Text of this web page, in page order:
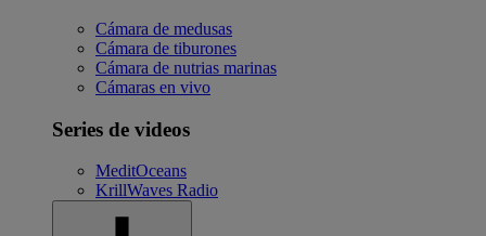
Cámara de medusas
Cámara de tiburones
Cámara de nutrias marinas
Cámaras en vivo
Series de videos
MeditOceans
KrillWaves Radio